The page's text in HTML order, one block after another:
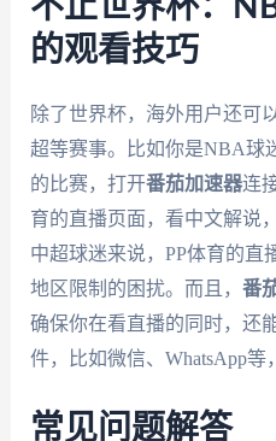
不止世界杯：
的观看技巧
除了世界杯，海外用户还可
超等赛事。比如你是NBA球
的比赛，打开番茄加速器连
育的直播页面，看中文解说
中超球迷来说，PP体育的直
地区限制的困扰。而且， 番
确保你在看直播的同时，还
件，比如微信、WhatsApp等
常见问题解答